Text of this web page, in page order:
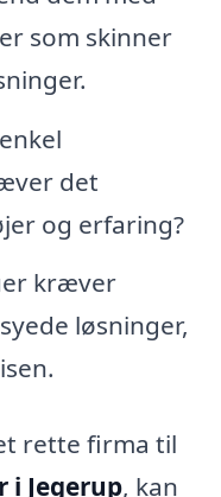
som skinner
det
og erfaring?
kræver
løsninger,
rette firma til
Jegerup, kan